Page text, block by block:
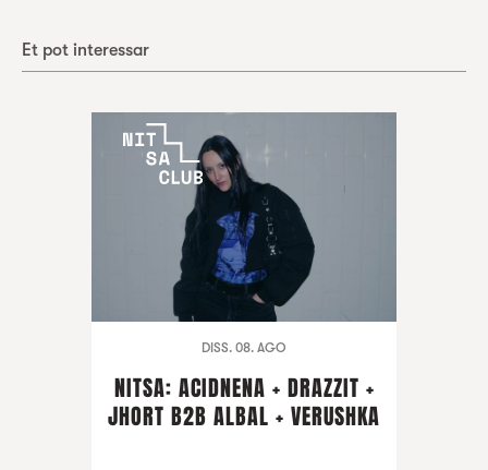
Et pot interessar
DISS. 08. AGO
NITSA: ACIDNENA + DRAZZIT +
JHORT B2B ALBAL + VERUSHKA